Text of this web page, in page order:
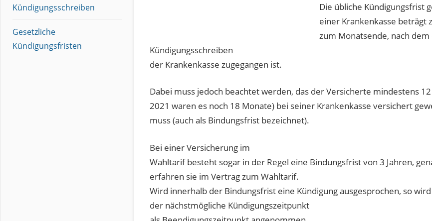
Die übliche Kündigungsfrist
einer Krankenkasse beträgt
zum Monatsende, nach dem
Kündigungsschreiben
der Krankenkasse zugegangen ist.
Dabei muss jedoch beachtet werden, das der Versicherte mindestens
2021 waren es noch 18 Monate) bei seiner Krankenkasse versichert
muss (auch als Bindungsfrist bezeichnet).
Bei einer Versicherung im
Wahltarif besteht sogar in der Regel eine Bindungsfrist von 3 Jahren,
erfahren sie im Vertrag zum Wahltarif.
Wird innerhalb der Bindungsfrist eine Kündigung ausgesprochen, so
der nächstmögliche Kündigungszeitpunkt
Kündigungsschreiben
Gesetzliche
Kündigungsfristen